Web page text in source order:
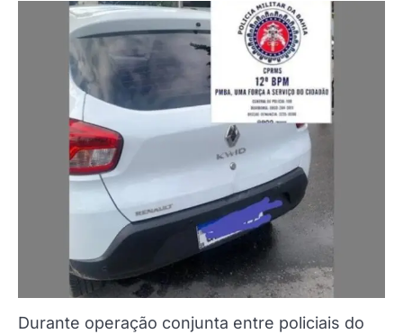
Durante operação conjunta entre policiais do